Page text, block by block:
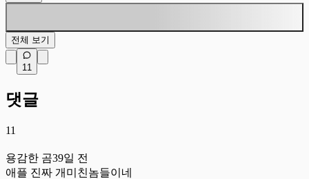
전체 보기
11
댓글
11
용감한 곰39일 전
애플 진짜 개미친놈들이네